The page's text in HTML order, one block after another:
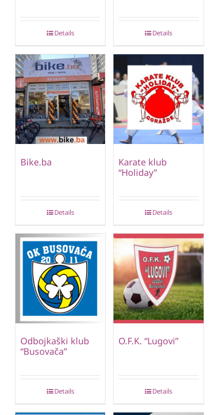
Details Details
Bike.ba
Details
Karate klub
“Holiday”
Details
Odbojkaški klub
“Busovača”
Details
O.F.K. “Lugovi”
Details